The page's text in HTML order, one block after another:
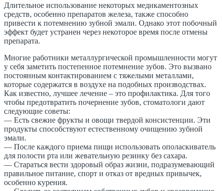
Длительное использование некоторых медикаментозных
средств, особенно препаратов железа, также способно
привести к потемнению зубной эмали. Однако этот побочный
эффект будет устранен через некоторое время после отмены
препарата.
Многие работники металлургической промышленности могут
у себя заметить постепенное потемнение зубов. Это вызвано
постоянным контактированием с тяжелыми металлами,
которые содержатся в воздухе на подобных производствах.
Как известно, лучшее лечение – это профилактика. Для того
чтобы предотвратить почернение зубов, стоматологи дают
следующие советы:
— Есть свежие фрукты и овощи твердой консистенции. Эти
продукты способствуют естественному очищению зубной
эмали.
— После каждого приема пищи использовать ополаскиватель
для полости рта или жевательную резинку без сахара.
— Стараться вести здоровый образ жизни, подразумевающий
правильное питание, спорт и отказ от вредных привычек,
особенно курения.